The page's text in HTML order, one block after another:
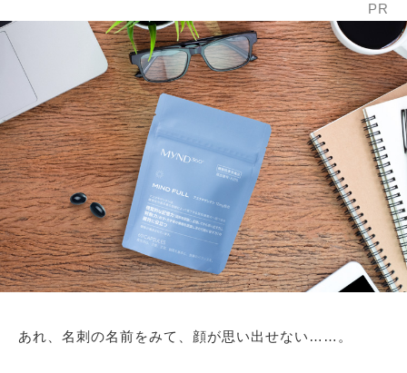
PR
あれ、名刺の名前をみて、顔が思い出せない……。